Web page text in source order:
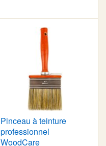
Pinceau à teinture
professionnel
WoodCare